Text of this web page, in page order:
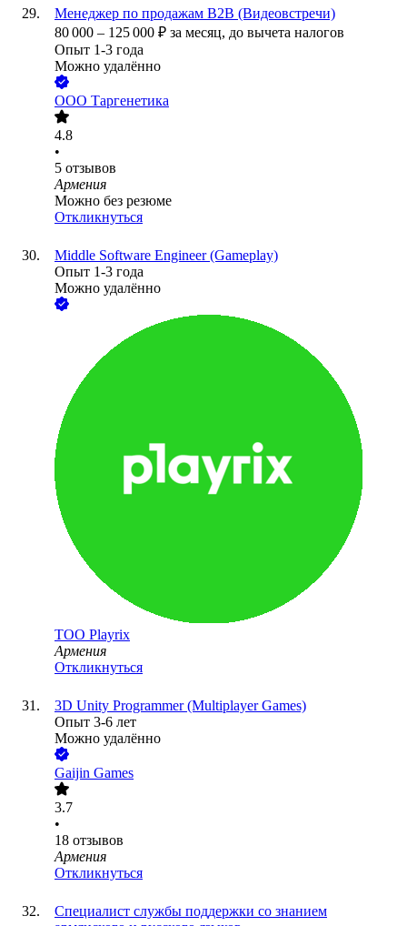
Менеджер по продажам B2B (Видеовстречи)
80 000 – 125 000 ₽ за месяц, до вычета налогов
Опыт 1-3 года
Можно удалённо
ООО Таргенетика
4.8
•
5 отзывов
Армения
Можно без резюме
Откликнуться
Middle Software Engineer (Gameplay)
Опыт 1-3 года
Можно удалённо
ТОО Playrix
Армения
Откликнуться
3D Unity Programmer (Multiplayer Games)
Опыт 3-6 лет
Можно удалённо
Gaijin Games
3.7
•
18 отзывов
Армения
Откликнуться
Специалист службы поддержки со знанием